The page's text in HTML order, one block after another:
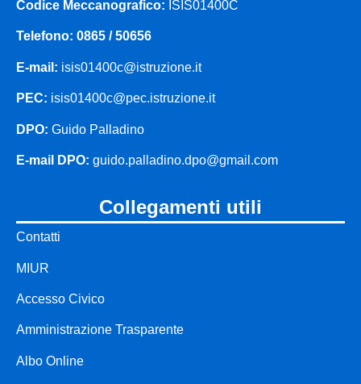
le nostre origini
Servizi
Famiglie e studenti
Personale scolastico
panoramica
famiglie e
Codice Meccanografico: ISIS01400C
Telefono: 0865 / 50656
E-mail: isis01400c@istruzione.it
PEC: isis01400c@pec.istruzione.it
DPO: Guido Palladino
E-mail DPO: guido.palladino.dpo@gmail.com
collegamenti utili
Contatti
MIUR
Accesso Civico
Amministrazione Trasparente
Albo Online